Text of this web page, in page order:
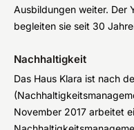
Ausbildungen weiter. Der
begleiten sie seit 30
Nachhaltigkeit
Das Haus Klara ist nach
November 2017 arbeitet